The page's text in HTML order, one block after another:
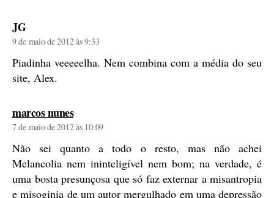
JGdiz:
9 de maio de 2012 às 9:33
Piadinha veeeeelha. Nem combina com a média do seu
site, Alex.
marcos nunesdiz:
7 de maio de 2012 às 10:09
Não sei quanto a todo o resto, mas não achei
Melancolia nem ininteligível nem bom; na verdade, é
uma bosta presunçosa que só faz externar a misantropia
e misoginia de um autor mergulhado em uma depressão